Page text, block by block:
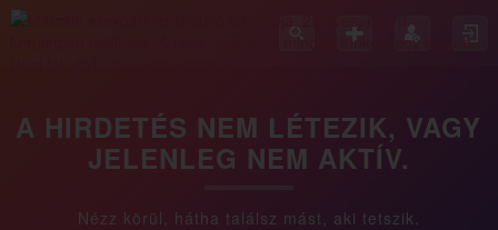
A HIRDETÉS NEM LÉTEZIK, VAGY
JELENLEG NEM AKTÍV.
Nézz körül, hátha találsz mást, aki tetszik.